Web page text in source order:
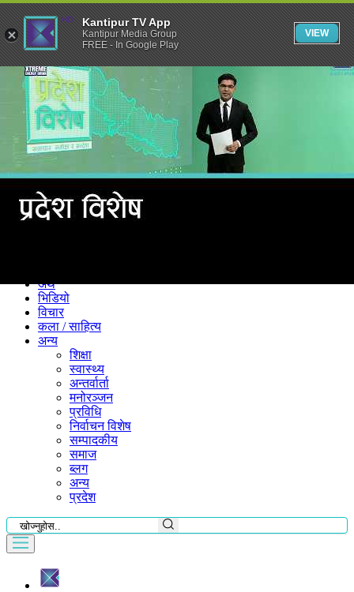
अर्थ
भिडियो
विचार
कला / साहित्य
अन्य
शिक्षा
स्वास्थ्य
अन्तर्वार्ता
मनोरञ्जन
प्रविधि
निर्वाचन विशेष
सम्पादकीय
समाज
ब्लग
अन्य
प्रदेश
Kantipur TV App
Kantipur Media Group
FREE - In Google Play
VIEW